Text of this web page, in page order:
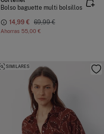
Bolso baguette multi bolsillos
14,99 € 69,99 €
Ahorras 55,00 €
SIMILARES